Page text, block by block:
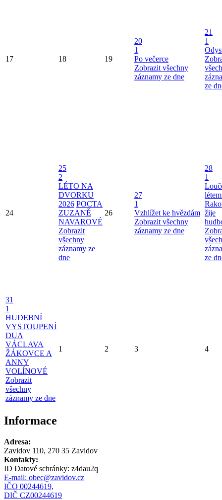
17 18 19
20
1
Po večerce
Zobrazit všechny
záznamy ze dne
21
1
ze
24
25
2
LÉTO NA
DVORKU
2026 POCTA
ZUZANĚ
NAVAROVÉ
Zobrazit
všechny
záznamy ze
dne
26
27
1
Vzhlížet ke hvězdám
Zobrazit všechny
záznamy ze dne
28
1
žije
ze
31
1
HUDEBNÍ
VYSTOUPENÍ
DUA
VÁCLAVA
ŽÁKOVCE A
ANNY
VOLÍNOVÉ
Zobrazit
všechny
záznamy ze dne
1 2 3 4
Informace
Adresa:
Zavidov 110, 270 35 Zavidov
Kontakty:
ID Datové schránky: z4dau2q
E-mail: obec@zavidov.cz
IČO 00244619,
DIČ CZ00244619